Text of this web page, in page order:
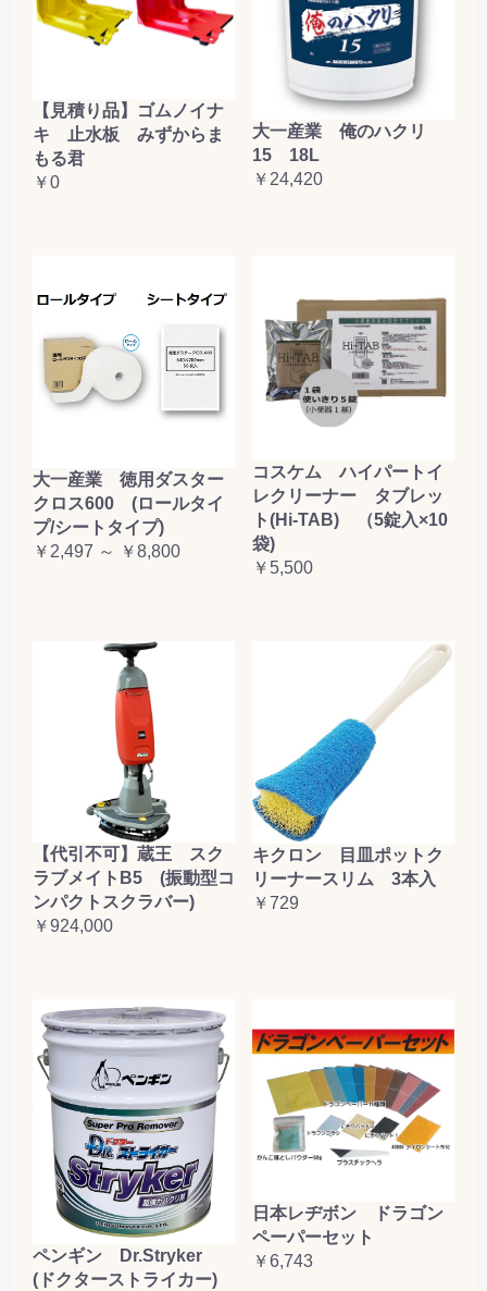
【見積り品】ゴムノイナ
キ 止水板 みずからま
もる君
￥0
大一産業 俺のハクリ
15 18L
￥24,420
大一産業 徳用ダスター
クロス600 (ロールタイ
プ/シートタイプ)
￥2,497 ～ ￥8,800
コスケム ハイパートイ
レクリーナー タブレッ
ト(Hi-TAB) （5錠入×10
袋)
￥5,500
【代引不可】蔵王 スク
ラブメイトB5 (振動型コ
ンパクトスクラバー)
￥924,000
キクロン 目皿ポットク
リーナースリム 3本入
￥729
ペンギン Dr.Stryker
(ドクターストライカー)
日本レヂボン ドラゴン
ペーパーセット
￥6,743